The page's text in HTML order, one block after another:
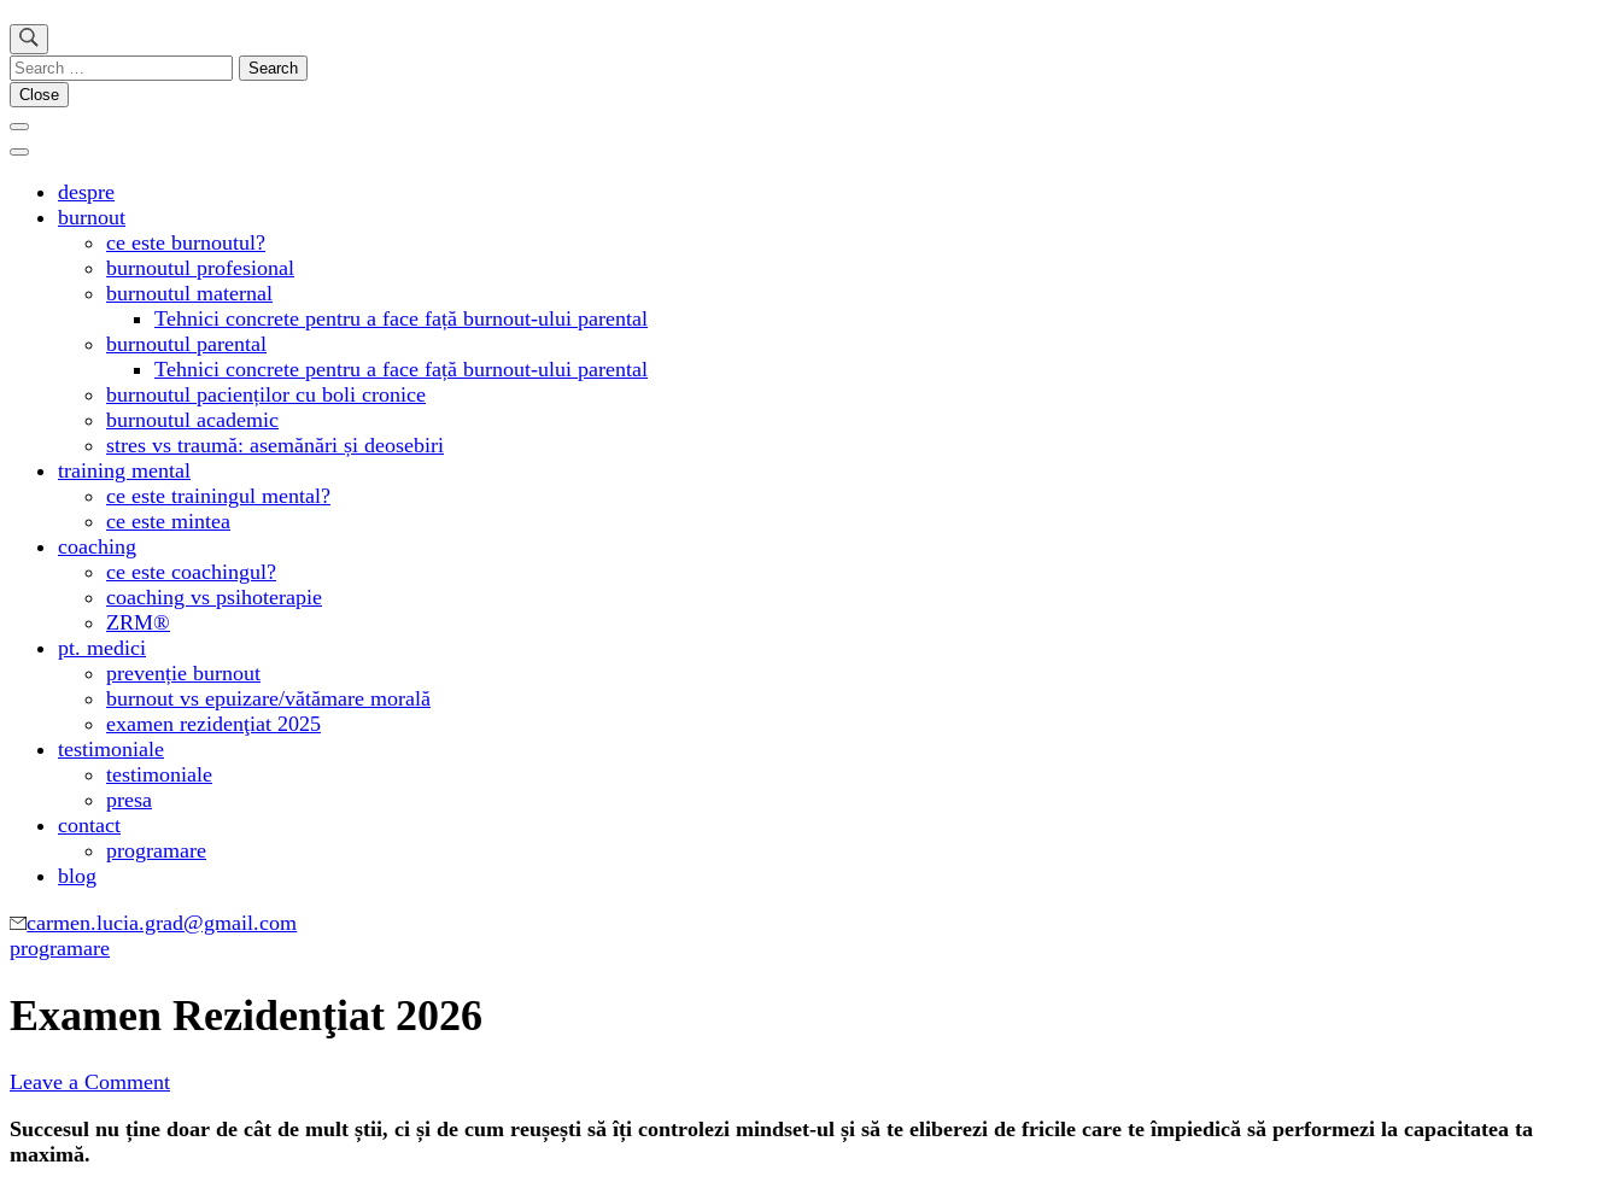
Search
for:
Close
despre
burnout
ce este burnoutul?
burnoutul profesional
burnoutul maternal
Tehnici concrete pentru a face față burnout-ului parental
burnoutul parental
Tehnici concrete pentru a face față burnout-ului parental
burnoutul pacienților cu boli cronice
burnoutul academic
stres vs traumă: asemănări și deosebiri
training mental
ce este trainingul mental?
ce este mintea
coaching
ce este coachingul?
coaching vs psihoterapie
ZRM®
pt. medici
prevenție burnout
burnout vs epuizare/vătămare morală
examen rezidenţiat 2025
testimoniale
testimoniale
presa
contact
programare
blog
carmen.lucia.grad@gmail.com
programare
Examen Rezidenţiat 2026
Leave a Commenton
Rezidenţiat
Succesul nu ține doar de cât de mult știi, ci și de cum reușești să îți controlezi mindset-ul și să te eliberezi de fricile care te împiedică să performezi la capacitatea ta
maximă.